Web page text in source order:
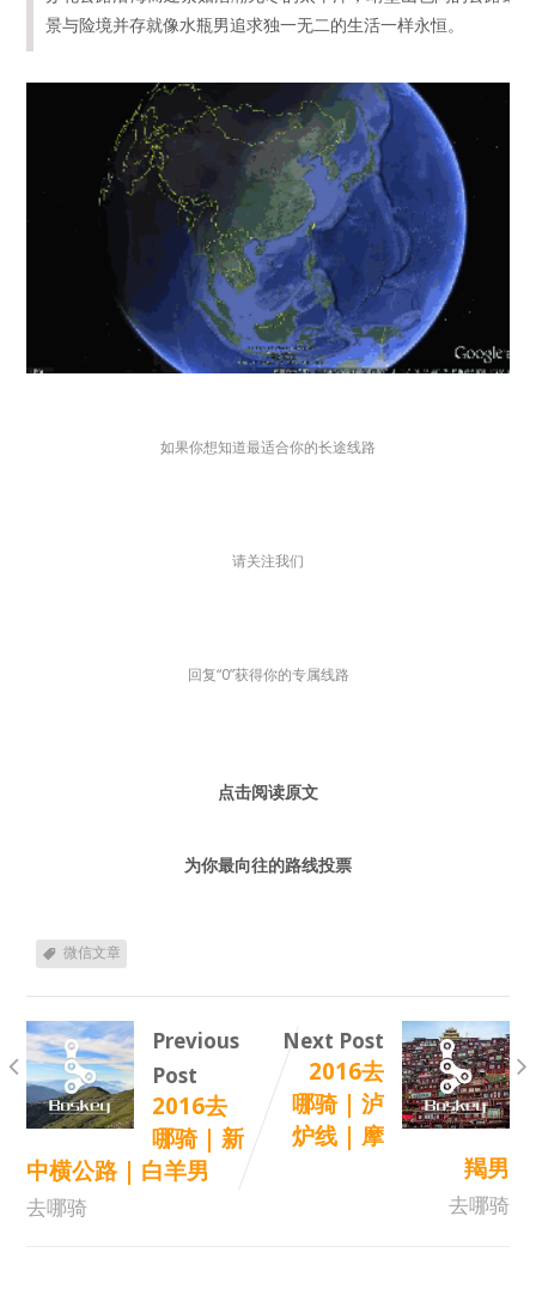
景与险境并存就像水瓶男追求独一无二的生活一样永恒。
如果你想知道最适合你的长途线路
请关注我们
回复“0”获得你的专属线路
点击阅读原文
为你最向往的路线投票
微信文章
Previous
Post
2016去
哪骑 | 新
中横公路 | 白羊男
去哪骑
Next Post
2016去
哪骑 | 泸
炉线 | 摩
羯男
去哪骑